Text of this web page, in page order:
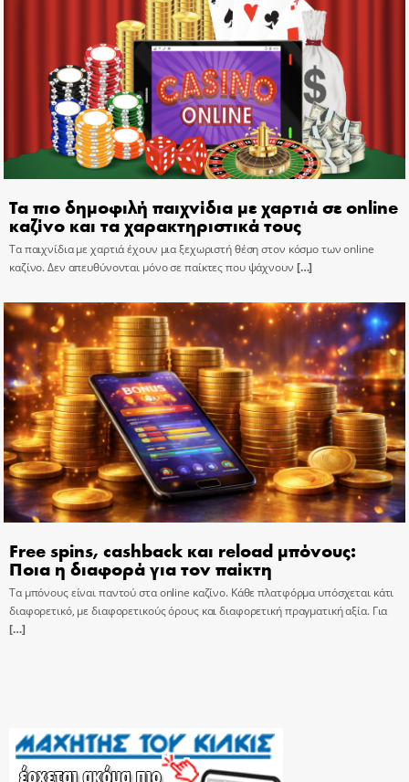
Τα πιο δημοφιλή παιχνίδια με χαρτιά σε online
καζίνο και τα χαρακτηριστικά τους
Τα παιχνίδια με χαρτιά έχουν μια ξεχωριστή θέση στον κόσμο των online
καζίνο. Δεν απευθύνονται μόνο σε παίκτες που ψάχνουν […]
Free spins, cashback και reload μπόνους:
Ποια η διαφορά για τον παίκτη
Τα μπόνους είναι παντού στα online καζίνο. Κάθε πλατφόρμα υπόσχεται κάτι
διαφορετικό, με διαφορετικούς όρους και διαφορετική πραγματική αξία. Για
[…]